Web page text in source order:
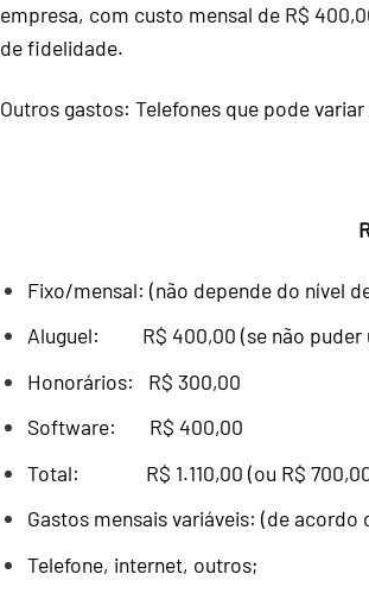
empresa, com custo mensal de R$
de fidelidade.
Outros gastos: Telefones que pode
Fixo/mensal: (não depende do nível
Aluguel: R$ 400,00 (se não puder
Honorários: R$ 300,00
Software: R$ 400,00
Total: R$ 1.110,00 (ou R$ 700,00
Gastos mensais variáveis: (de
Telefone, internet, outros;